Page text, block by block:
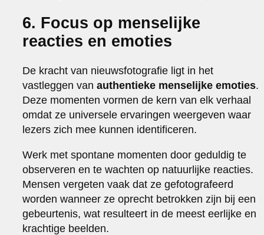
6. Focus op menselijke
reacties en emoties
De kracht van nieuwsfotografie ligt in het
vastleggen vanauthentieke menselijke emoties.
Deze momenten vormen de kern van elk verhaal
omdat ze universele ervaringen weergeven waar
lezers zich mee kunnen identificeren.
Werk met spontane momenten door geduldig te
observeren en te wachten op natuurlijke reacties.
Mensen vergeten vaak dat ze gefotografeerd
worden wanneer ze oprecht betrokken zijn bij een
gebeurtenis, wat resulteert in de meest eerlijke en
krachtige beelden.